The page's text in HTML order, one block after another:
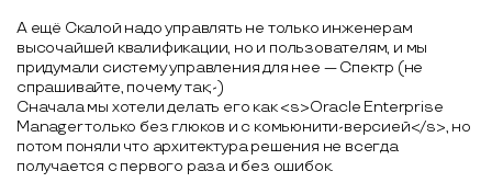
А ещё Скалой надо управлять не только инженерам
высочайшей квалификации, но и пользователям, и мы
придумали систему управления для нее — Спектр (не
спрашивайте, почему так;-)
Сначала мы хотели делать его как <s>Oracle Enterprise
Manager только без глюков и с комьюнити-версией</s>, но
потом поняли что архитектура решения не всегда
получается с первого раза и без ошибок.